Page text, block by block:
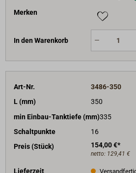
Merken
In den Warenkorb
Art-Nr.
3486-350
L (mm)
350
min Einbau-Tanktiefe (mm)335
Schaltpunkte
16
Preis (Stück)
154,00 €*
netto: 129,41 €
Lieferzeit